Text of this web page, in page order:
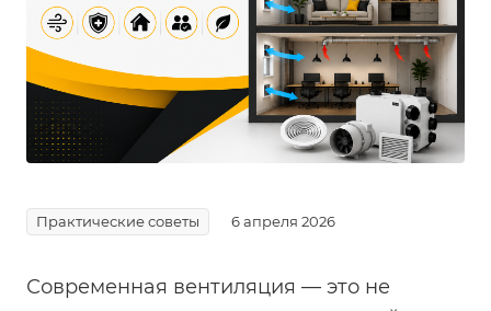
Практические советы 6 апреля 2026
Современная вентиляция — это не